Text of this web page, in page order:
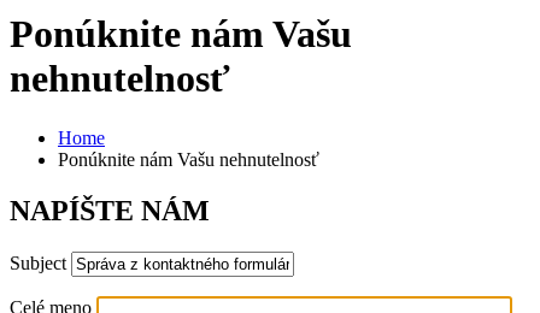
Ponúknite nám Vašu
nehnutelnosť
Home
Ponúknite nám Vašu nehnutelnosť
NAPÍŠTE NÁM
Subject
Celé meno